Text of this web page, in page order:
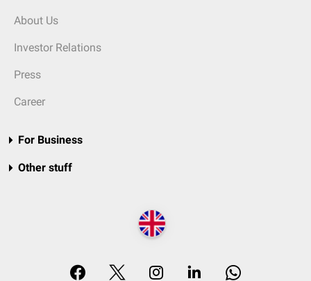
About Us
Investor Relations
Press
Career
For Business
Other stuff